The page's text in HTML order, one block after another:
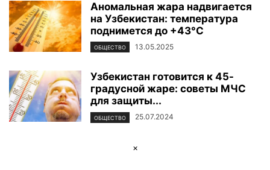
Аномальная жара надвигается
на Узбекистан: температура
поднимется до +43°C
ОБЩЕСТВО 13.05.2025
Узбекистан готовится к 45-
градусной жаре: советы МЧС
для защиты...
ОБЩЕСТВО 25.07.2024
×